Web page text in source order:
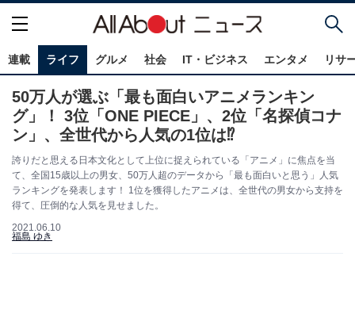
連載 ライフ グルメ 社会 IT・ビジネス エンタメ リサ
50万人が選ぶ「最も面白いアニメランキン
グ」！ 3位「ONE PIECE」、2位「名探偵コナ
ン」、全世代から人気の1位は⁉
誇りだと思える日本文化として上位に捉えられている「アニメ」に焦点を当
て、全国15歳以上の男女、50万人超のデータから「最も面白いと思う」人気
ランキングを発表します！ 1位を獲得したアニメは、全世代の男女から支持を
得て、圧倒的な人気を見せました。
2021.06.10
福島 ゆき